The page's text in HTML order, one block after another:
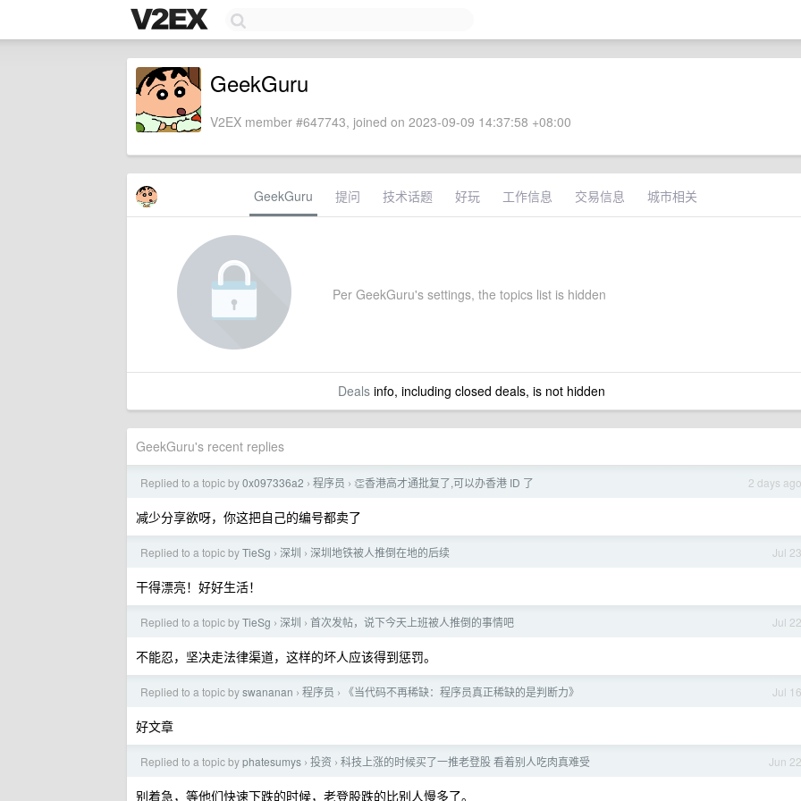
GeekGuru
V2EX member #647743, joined on 2023-09-09 14:37:58 +08:00
GeekGuru 提问 技术话题 好玩 工作信息 交易信息 城市相关
Per GeekGuru's settings, the topics list is hidden
Dealsinfo, including closed deals, is not hidden
GeekGuru's recent replies
2 days ago
Replied to a topic by0x097336a2 › 程序员 › 👏香港高才通批复了,可以办香港 ID 了
减少分享欲呀，你这把自己的编号都卖了
Jul 23
Replied to a topic byTieSg › 深圳 › 深圳地铁被人推倒在地的后续
干得漂亮！好好生活！
Jul 22
Replied to a topic byTieSg › 深圳 › 首次发帖，说下今天上班被人推倒的事情吧
不能忍，坚决走法律渠道，这样的坏人应该得到惩罚。
Jul 16
Replied to a topic byswananan › 程序员 › 《当代码不再稀缺：程序员真正稀缺的是判断力》
好文章
Jun 22
Replied to a topic byphatesumys › 投资 › 科技上涨的时候买了一推老登股 看着别人吃肉真难受
别着急，等他们快速下跌的时候，老登股跌的比别人慢多了。